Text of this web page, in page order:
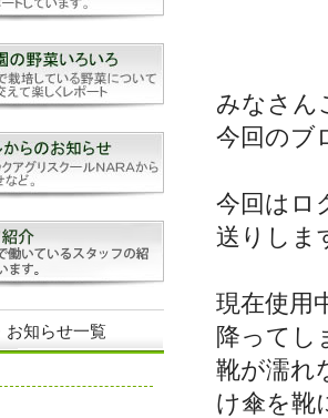
みなさん
今回のブ
今回はロ
送りしま
現在使用
降ってし
靴が濡れ
け傘を靴
お知らせ一覧